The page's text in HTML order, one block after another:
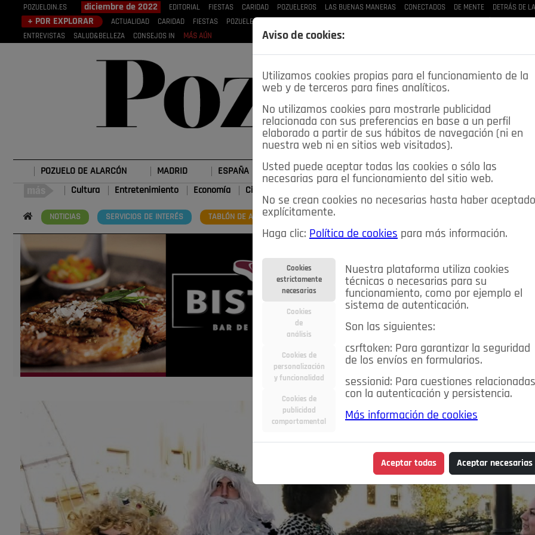
POZUELOIN.ES diciembre de 2022 EDITORIAL FIESTAS CARIDAD POZUELEROS LAS BUENAS MANERAS CONECTADOS DE MENTE DETRÁS DE
+ POR EXPLORAR ACTUALIDAD CARIDAD FIESTAS POZUELEROS
ENTREVISTAS
SALUD&BELLEZA CONSEJOS IN MÁS AÚN
POZUELO DE ALARCÓN MADRID ESPAÑA DEPORTES OPINIÓN IN SALUD 🔴 EN DIRECTO
Cultura Entretenimiento Economía Ciencia&Tecnología
NOTICIAS SERVICIOS DE INTERÉS TABLÓN DE ANUNCIOS MIS ANUNCIOS
Aviso de cookies:
Utilizamos cookies propias para el funcionamiento de la
web y de terceros para fines analíticos.
No utilizamos cookies para mostrarle publicidad
relacionada con sus preferencias en base a un perfil
elaborado a partir de sus hábitos de navegación (ni en
nuestra web ni en sitios web visitados).
Usted puede aceptar todas las cookies o sólo las
necesarias para el funcionamiento del sitio web.
No se crean cookies no necesarias hasta haber aceptado
explícitamente.
Haga clic: Política de cookies para más información.
Cookies
estrictamente
necesarias
Cookies
de
análisis
Cookies de
personalización
y funcionalidad
Cookies de
publicidad
comportamental
Nuestra plataforma utiliza cookies
técnicas o necesarias para su
funcionamiento, como por ejemplo el
sistema de autenticación.
Son las siguientes:
csrftoken: Para garantizar la seguridad
de los envíos en formularios.
sessionid: Para cuestiones relacionadas
con la autenticación y persistencia.
Más información de cookies
Aceptar todas Aceptar necesarias